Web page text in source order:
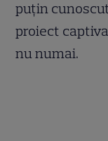
puțin
proiect
nu numai.